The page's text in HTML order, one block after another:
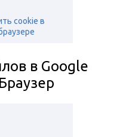
cookie в
в Google